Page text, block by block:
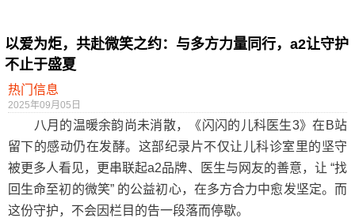
以爱为炬，共赴微笑之约：与多方力量同行，a2让守护
不止于盛夏
热门信息
2025年09月05日
八月的温暖余韵尚未消散，《闪闪的儿科医生3》在B站
留下的感动仍在发酵。这部纪录片不仅让儿科诊室里的坚守
被更多人看见，更串联起a2品牌、医生与网友的善意，让 “找
回生命至初的微笑” 的公益初心，在多方合力中愈发坚定。而
这份守护，不会因栏目的告一段落而停歇。